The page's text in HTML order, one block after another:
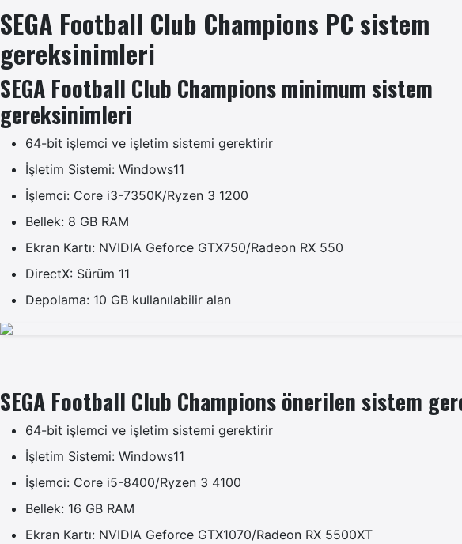
SEGA Football Club Champions PC sistem
gereksinimleri
SEGA Football Club Champions minimum sistem
gereksinimleri
64-bit işlemci ve işletim sistemi gerektirir
İşletim Sistemi: Windows11
İşlemci: Core i3-7350K/Ryzen 3 1200
Bellek: 8 GB RAM
Ekran Kartı: NVIDIA Geforce GTX750/Radeon RX 550
DirectX: Sürüm 11
Depolama: 10 GB kullanılabilir alan
SEGA Football Club Champions önerilen sistem
64-bit işlemci ve işletim sistemi gerektirir
İşletim Sistemi: Windows11
İşlemci: Core i5-8400/Ryzen 3 4100
Bellek: 16 GB RAM
Ekran Kartı: NVIDIA Geforce GTX1070/Radeon RX 5500XT